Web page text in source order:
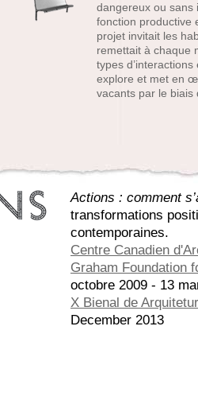
dangereux ou sans
fonction productive
projet invitait les
remettait à chaque
types
explore et met en
vacants par le biais
Actions : comment
transformations
contemporaines.
Centre Canadien
Graham Foundation
octobre 2009 - 13
X Bienal de
December 2013